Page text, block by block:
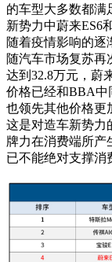
的车型大多数都满
新势力中蔚来ES6
随着疫情影响的逐
随汽车市场复苏再
达到32.8万元，蔚
价格已经和BBA中
也领先其他价格更
这是对造车新势力
牌力在消费端所产
已不能绝对支撑消